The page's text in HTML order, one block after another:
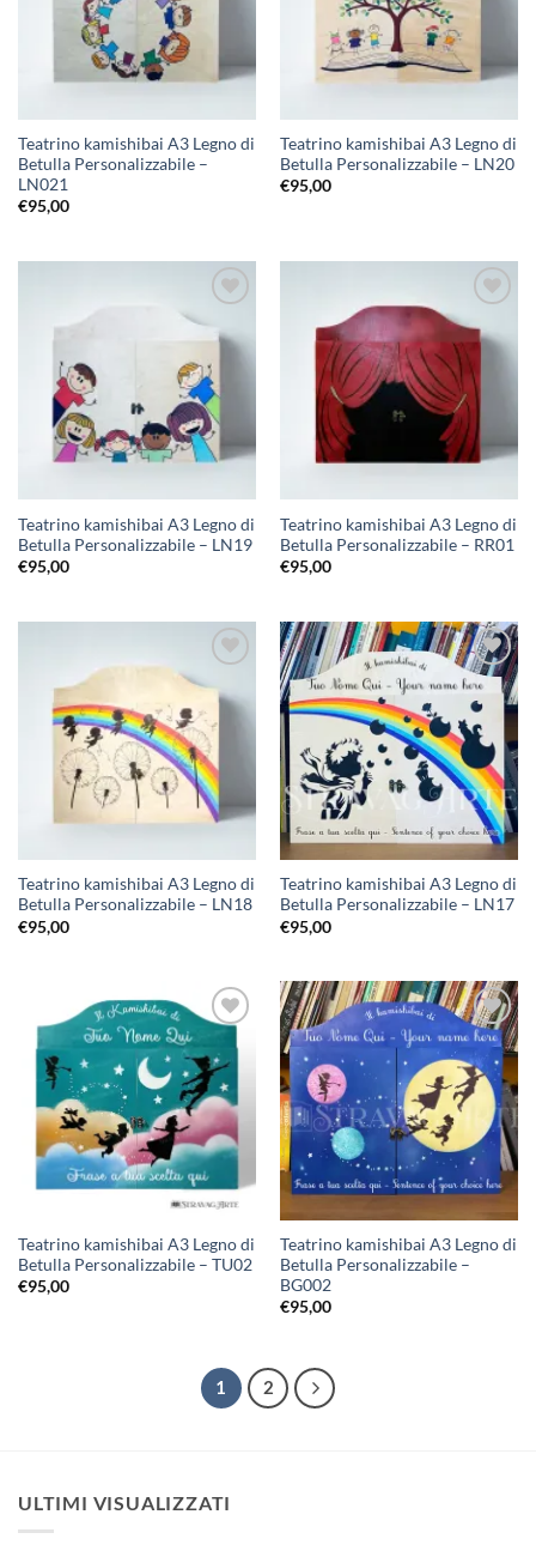
Teatrino kamishibai A3 Legno di
Betulla Personalizzabile –
LN021
€95,00
Teatrino kamishibai A3 Legno di
Betulla Personalizzabile – LN20
€95,00
Aggiungi
alla lista
desideri
Teatrino kamishibai A3 Legno di
Betulla Personalizzabile – LN19
€95,00
Aggiungi
alla lista
desideri
Teatrino kamishibai A3 Legno di
Betulla Personalizzabile – RR01
€95,00
Aggiungi
alla lista
desideri
Teatrino kamishibai A3 Legno di
Betulla Personalizzabile – LN18
€95,00
Aggiungi
alla lista
dei
desideri
Teatrino kamishibai A3 Legno di
Betulla Personalizzabile – LN17
€95,00
Aggiungi
alla lista
dei
desideri
Teatrino kamishibai A3 Legno di
Betulla Personalizzabile – TU02
€95,00
Aggiungi
alla lista
dei
desideri
Teatrino kamishibai A3 Legno di
Betulla Personalizzabile –
BG002
€95,00
1 2
ULTIMI VISUALIZZATI